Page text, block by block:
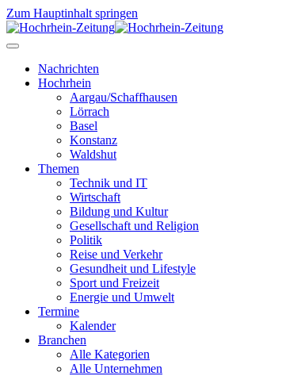
Zum Hauptinhalt springen
Nachrichten
Hochrhein
Aargau/Schaffhausen
Lörrach
Basel
Konstanz
Waldshut
Themen
Technik und IT
Wirtschaft
Bildung und Kultur
Gesellschaft und Religion
Politik
Reise und Verkehr
Gesundheit und Lifestyle
Sport und Freizeit
Energie und Umwelt
Termine
Kalender
Branchen
Alle Kategorien
Alle Unternehmen